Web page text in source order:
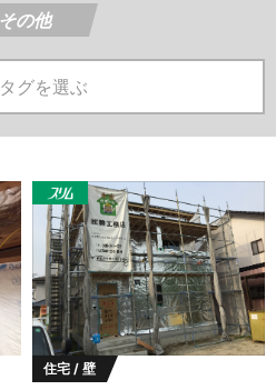
その他
タグを選ぶ
住宅 / 壁